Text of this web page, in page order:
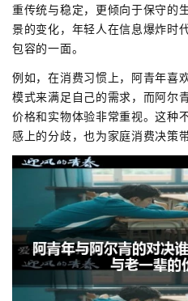
重传统与稳定，更倾向于保守的
景的变化，年轻人在信息爆炸时
包容的一面。
例如，在消费习惯上，阿青年喜
模式来满足自己的需求，而阿尔
价格和实物体验非常重视。这种
感上的分歧，也为家庭消费决策